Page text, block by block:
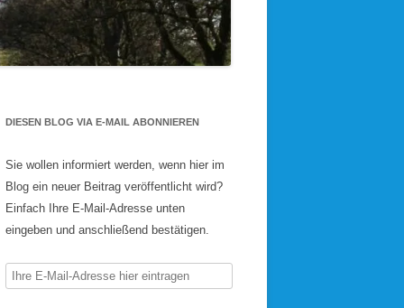
DIESEN BLOG VIA E-MAIL ABONNIEREN
Sie wollen informiert werden, wenn hier im
Blog ein neuer Beitrag veröffentlicht wird?
Einfach Ihre E-Mail-Adresse unten
eingeben und anschließend bestätigen.
Ihre